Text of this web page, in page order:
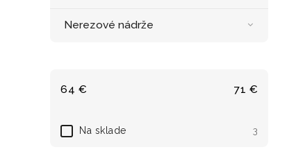
Nerezové nádrže
64 € 71 €
Na sklade 3